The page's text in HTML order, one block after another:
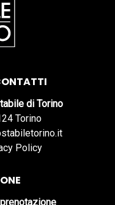
di Torino
Torino
Policy